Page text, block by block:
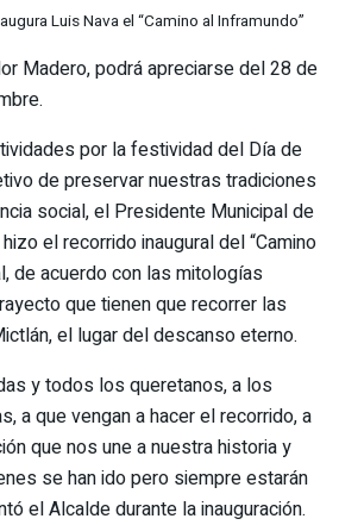
Luis Nava el “Camino al Inframundo”
Madero, podrá apreciarse del 28 de
por la festividad del Día de
de preservar nuestras tradiciones
social, el Presidente Municipal de
el recorrido inaugural del “Camino
de acuerdo con las mitologías
que tienen que recorrer las
el lugar del descanso eterno.
y todos los queretanos, a los
a que vengan a hacer el recorrido, a
que nos une a nuestra historia y
se han ido pero siempre estarán
el Alcalde durante la inauguración.